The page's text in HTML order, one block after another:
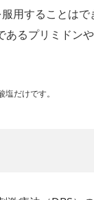
用することは
あるプリミドン
だけです。